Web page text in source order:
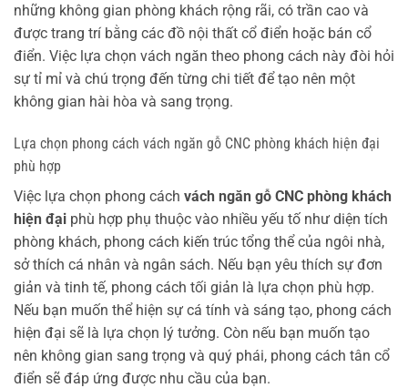
những không gian phòng khách rộng rãi, có trần cao và
được trang trí bằng các đồ nội thất cổ điển hoặc bán cổ
điển. Việc lựa chọn vách ngăn theo phong cách này đòi hỏi
sự tỉ mỉ và chú trọng đến từng chi tiết để tạo nên một
không gian hài hòa và sang trọng.
Lựa chọn phong cách vách ngăn gỗ CNC phòng khách hiện đại
phù hợp
Việc lựa chọn phong cách vách ngăn gỗ CNC phòng khách
hiện đại phù hợp phụ thuộc vào nhiều yếu tố như diện tích
phòng khách, phong cách kiến trúc tổng thể của ngôi nhà,
sở thích cá nhân và ngân sách. Nếu bạn yêu thích sự đơn
giản và tinh tế, phong cách tối giản là lựa chọn phù hợp.
Nếu bạn muốn thể hiện sự cá tính và sáng tạo, phong cách
hiện đại sẽ là lựa chọn lý tưởng. Còn nếu bạn muốn tạo
nên không gian sang trọng và quý phái, phong cách tân cổ
điển sẽ đáp ứng được nhu cầu của bạn.